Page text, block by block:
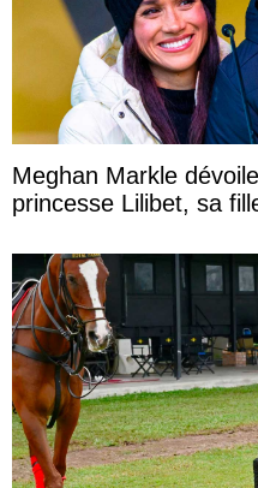
Meghan Markle
princesse Lilibet, sa